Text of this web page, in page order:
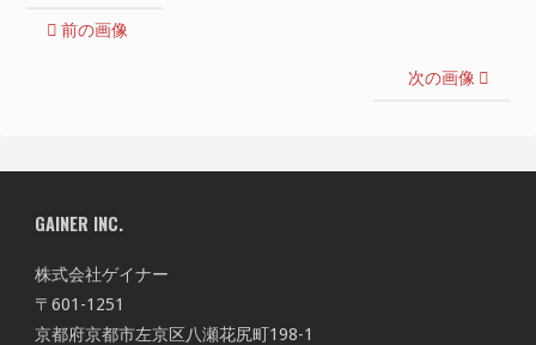
前の画像
次の画像
GAINER INC.
株式会社ゲイナー
〒601-1251
京都府京都市左京区八瀬花尻町198-1